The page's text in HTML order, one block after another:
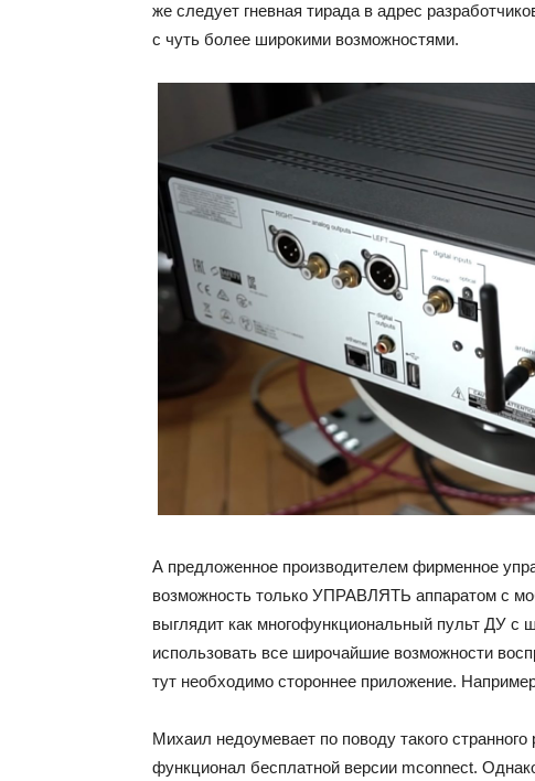
же следует гневная тирада в адрес
с чуть более широкими возможностями.
А предложенное производителем фирменное
возможность только УПРАВЛЯТЬ аппаратом с
выглядит как многофункциональный пульт ДУ
использовать все широчайшие возможности
тут необходимо стороннее приложение.
Михаил недоумевает по поводу такого
функционал бесплатной версии mconnect.